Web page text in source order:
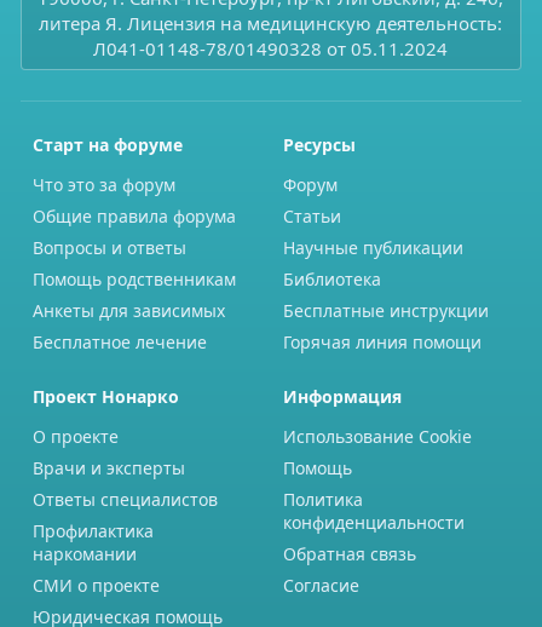
литера Я. Лицензия на медицинскую деятельность:
Л041-01148-78/01490328 от 05.11.2024
Старт на форуме
Что это за форум
Общие правила форума
Вопросы и ответы
Помощь родственникам
Анкеты для зависимых
Бесплатное лечение
Ресурсы
Форум
Статьи
Научные публикации
Библиотека
Бесплатные инструкции
Горячая линия помощи
Проект Нонарко
О проекте
Врачи и эксперты
Ответы специалистов
Профилактика
наркомании
СМИ о проекте
Юридическая помощь
Информация
Использование Cookie
Помощь
Политика
конфиденциальности
Обратная связь
Согласие